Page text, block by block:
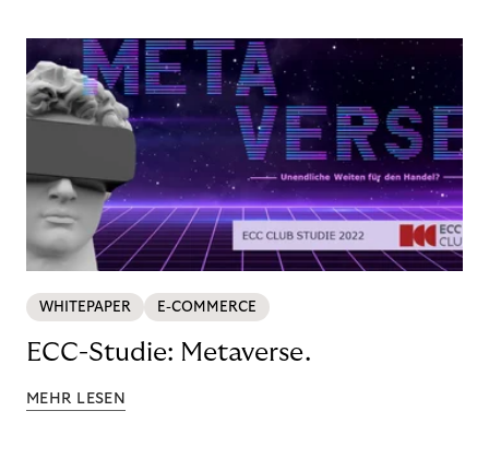
WHITEPAPER E-COMMERCE
ECC-Studie: Metaverse.
MEHR LESEN